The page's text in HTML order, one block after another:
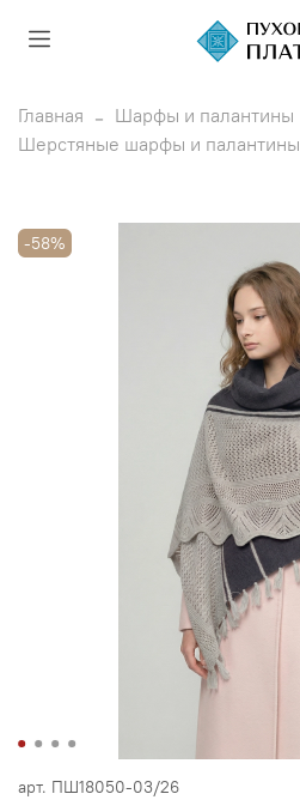
Главная
Шарфы и палантины
Шерстяные шарфы и палантины
-58%
арт. ПШ18050-03/26